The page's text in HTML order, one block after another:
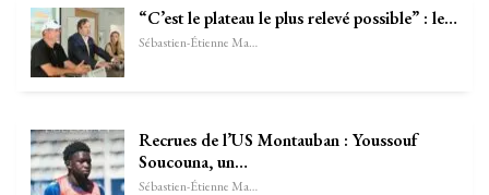
“C’est le plateau le plus relevé possible” : le…
Sébastien-Étienne Marechal
Recrues de l’US Montauban : Youssouf
Soucouna, un…
Sébastien-Étienne Marechal